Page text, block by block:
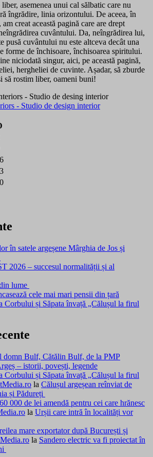
asemenea unui cal sălbatic care nu
îngrădire, linia orizontului. De aceea, în
creat această pagină care are drept
cuvântului. Da, neîngrădirea lui,
pusă cuvântului nu este altceva decât una
forme de închisoare, închisoarea spiritului.
niciodată singur, aici, pe această pagină,
hergheliei de cuvinte. Așadar, să zburde
să rostim liber, oameni buni!
- Studio de design interior
în satele argeșene Mârghia de Jos și
2026 – succesul normalității și al
lume
cele mai mari pensii din țară
Corbului și Săpata învață „Călușul la firul
domn Bulf, Cătălin Bulf, de la PMP
– istorii, povești, legende
Corbului și Săpata învață „Călușul la firul
la Călușul argeșean reînviat de
și Pădureți
000 de lei amendă pentru cei care hrănesc
la Urșii care intră în localități vor
mare exportator după București și
la Sandero electric va fi proiectat în